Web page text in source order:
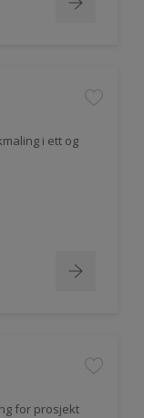
i ett og
for prosjekt